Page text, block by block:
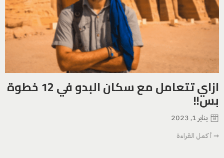
ازاي تتعامل مع سكان البدو في 12 خطوة
بس!!
يناير 1, 2023
➞ أكمل القراءة